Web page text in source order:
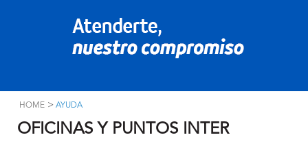
HOME > AYUDA
OFICINAS Y PUNTOS INTER